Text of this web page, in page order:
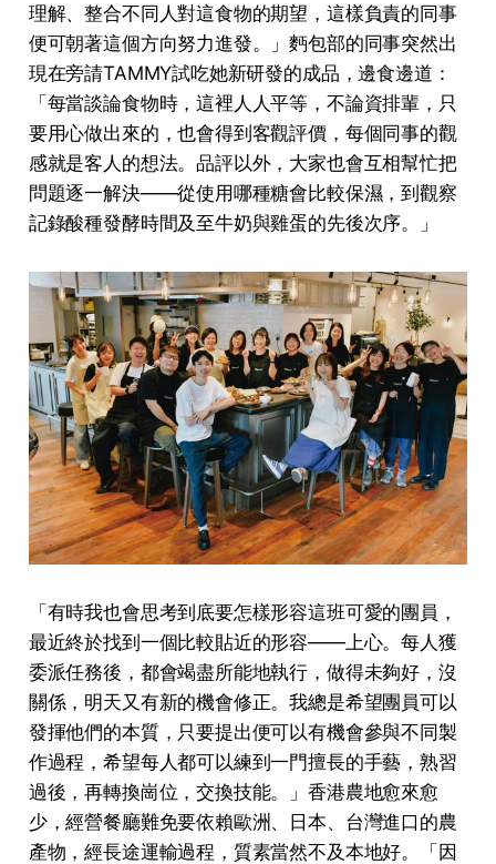
理解、整合不同⼈對這⾷物的期望，這樣負責的同事
便可朝著這個⽅向努⼒進發。」麪包部的同事突然出
現在旁請TAMMY試吃她新研發的成品，邊⾷邊道：
「每當談論⾷物時，這裡⼈⼈平等，不論資排輩，只
要⽤⼼做出來的，也會得到客觀評價，每個同事的觀
感就是客⼈的想法。品評以外，⼤家也會互相幫忙把
問題逐⼀解決——從使⽤哪種糖會⽐較保濕，到觀察
記錄酸種發酵時間及⾄⽜奶與雞蛋的先後次序。」
「有時我也會思考到底要怎樣形容這班可愛的團員，
最近終於找到⼀個⽐較貼近的形容——上⼼。每⼈獲
委派任務後，都會竭盡所能地執⾏，做得未夠好，沒
關係，明天⼜有新的機會修正。我總是希望團員可以
發揮他們的本質，只要提出便可以有機會參與不同製
作過程，希望每⼈都可以練到⼀⾨擅長的⼿藝，熟習
過後，再轉換崗位，交換技能。」⾹港農地愈來愈
少，經營餐廳難免要依賴歐洲、⽇本、台灣進⼝的農
產物，經長途運輸過程，質素當然不及本地好。「因